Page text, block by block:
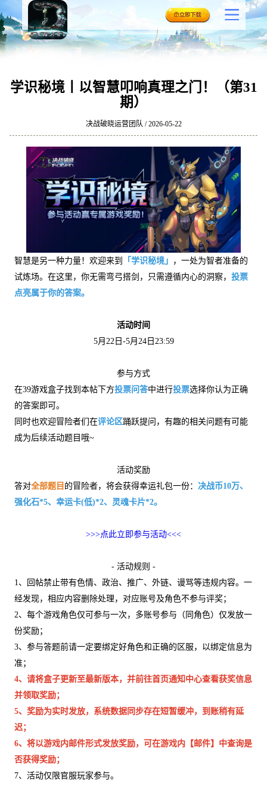
学识秘境丨以智慧叩响真理之门！（第31
期）
决战破晓运营团队 / 2026-05-22
智慧是另一种力量！欢迎来到 「学识秘境」
，一处为智者准备的
试炼场。在这里，你无需弯弓搭剑，只需遵循内心的洞察， 投票
点亮属于你的答案。
活动时间
5月22日-5月24日23:59
参与方式
在39游戏盒子找到本帖下方投票问答中进行投票选择你认为正确
的答案即可。
同时也欢迎冒险者们在评论区踊跃提问，有趣的相关问题有可能
成为后续活动题目哦~
活动奖励
答对全部题目 的冒险者，将会获得幸运礼包一份： 决战币10万、
强化石*5、幸运卡(低)*2、灵魂卡片*2。
>>>点此立即参与活动<<<
- 活动规则 -
1、回帖禁止带有色情、政治、推广、外链、谩骂等违规内容。一
经发现，相应内容删除处理，对应账号及角色不参与评奖；
2、每个游戏角色仅可参与一次，多账号参与（同角色）仅发放一
份奖励；
3、参与答题前请一定要绑定好角色和正确的区服，以绑定信息为
准；
4、请将盒子更新至最新版本，并前往首页通知中心查看获奖信息
并领取奖励；
5、奖励为实时发放，系统数据同步存在短暂缓冲，到账稍有延
迟；
6、将以游戏内邮件形式发放奖励，可在游戏内【邮件】中查询是
否获得奖励；
7、活动仅限官服玩家参与。